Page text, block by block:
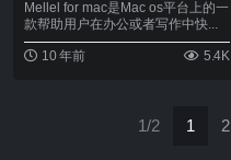
Mellel for mac是Mac os平台上的一
款帮助用户在办公或者写作中快...
10 年前 5.4K
1/2 1 2